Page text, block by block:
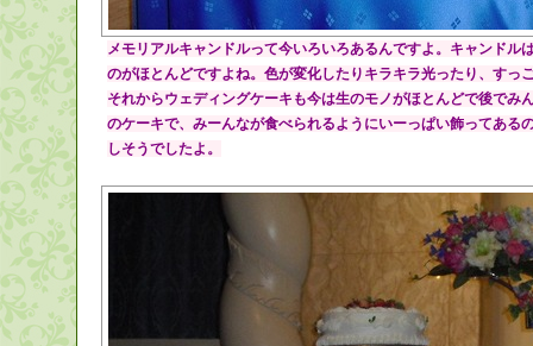
メモリアルキャンドルって今いろいろあるんですよ。キャンドル
のがほとんどですよね。色が変化したりキラキラ光ったり、すっ
それからウェディングケーキも今は生のモノがほとんどで後でみ
のケーキで、みーんなが食べられるようにいーっぱい飾ってある
しそうでしたよ。